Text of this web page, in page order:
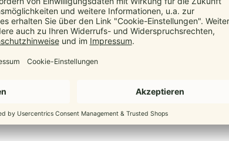
manduca Babytragen sind so entwickelt, dass dein
deine Arme. Das macht besonders dann
eine manduca